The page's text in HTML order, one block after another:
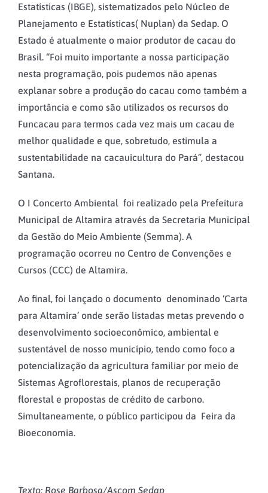
Estatísticas (IBGE), sistematizados pelo Núcleo de
Planejamento e Estatísticas( Nuplan) da Sedap. O
Estado é atualmente o maior produtor de cacau do
Brasil. “Foi muito importante a nossa participação
nesta programação, pois pudemos não apenas
explanar sobre a produção do cacau como também a
importância e como são utilizados os recursos do
Funcacau para termos cada vez mais um cacau de
melhor qualidade e que, sobretudo, estimula a
sustentabilidade na cacauicultura do Pará”, destacou
Santana.
O I Concerto Ambiental foi realizado pela Prefeitura
Municipal de Altamira através da Secretaria Municipal
da Gestão do Meio Ambiente (Semma). A
programação ocorreu no Centro de Convenções e
Cursos (CCC) de Altamira.
Ao final, foi lançado o documento denominado ‘Carta
para Altamira’ onde serão listadas metas prevendo o
desenvolvimento socioeconômico, ambiental e
sustentável de nosso município, tendo como foco a
potencialização da agricultura familiar por meio de
Sistemas Agroflorestais, planos de recuperação
florestal e propostas de crédito de carbono.
Simultaneamente, o público participou da Feira da
Bioeconomia.
Texto: Rose Barbosa/Ascom Sedap